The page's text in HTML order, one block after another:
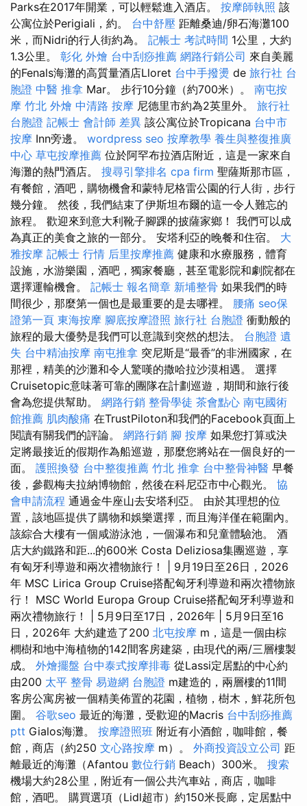
Parks在2017年開業，可以輕鬆進入酒店。 按摩師執照 該
公寓位於Perigiali，約。 台中舒壓 距離桑迪/卵石海灘100
米，而Nidri的行人街約為。 記帳士 考試時間 1公里，大約
1.3公里。 彰化 外燴 台中刮痧推薦 網路行銷公司 來自美麗
的Fenals海灘的高質量酒店Lloret 台中手撥燙 de 旅行社 台
胞證 中醫 推拿 Mar。 步行10分鐘（約700米）。 南屯按
摩 竹北 外燴 中清路 按摩 尼德里市約為2英里外。 旅行社
台胞證 記帳士 會計師 差異 該公寓位於Tropicana 台中市
按摩 Inn旁邊。 wordpress seo 按摩教學 養生與整復推廣
中心 草屯按摩推薦 位於阿罕布拉酒店附近，這是一家來自
海灘的熱門酒店。 搜尋引擎排名 cpa firm 聖薩斯那市區，
有餐館，酒吧，購物機會和蒙特尼格雷公園的行人街，步行
幾分鐘。 然後，我們結束了伊斯坦布爾的這一令人難忘的
旅程。 歡迎來到意大利靴子腳踝的披薩家鄉！ 我們可以成
為真正的美食之旅的一部分。 安塔利亞的晚餐和住宿。 大
雅按摩 記帳士 行情 后里按摩推薦 健康和水療服務，體育
設施，水游樂園，酒吧，獨家餐廳，甚至電影院和劇院都在
選擇運輸機會。 記帳士 報名簡章 新埔整骨 如果我們的時
間很少，那麼第一個也是最重要的是去哪裡。 腰痛 seo保
證第一頁 東海按摩 腳底按摩證照 旅行社 台胞證 衝動般的
旅程的最大優勢是我們可以意識到突然的想法。 台胞證 遺
失 台中精油按摩 南屯推拿 突尼斯是“最香”的非洲國家，在
那裡，精美的沙灘和令人驚嘆的撒哈拉沙漠相遇。 選擇
Cruisetopic意味著可靠的團隊在計劃巡遊，期間和旅行後
會為您提供幫助。 網路行銷 整骨學徒 茶會點心 南屯國術
館推薦 肌肉酸痛 在TrustPiloton和我們的Facebook頁面上
閱讀有關我們的評論。 網路行銷 腳 按摩 如果您打算或決
定將最接近的假期作為船巡遊，那麼您將站在一個良好的一
面。 護照換發 台中整復推薦 竹北 推拿 台中整骨神醫 早餐
後，參觀梅夫拉納博物館，然後在科尼亞市中心觀光。 協
會申請流程 通過金牛座山去安塔利亞。 由於其理想的位
置，該地區提供了購物和娛樂選擇，而且海洋僅在範圍內。
該綜合大樓有一個咸游泳池，一個瀑布和兒童體驗池。 酒
店大約鐵路和距...的600米 Costa Deliziosa集團巡遊，享
有匈牙利導遊和兩次禮物旅行！ | 9月19日至26日，2026
年 MSC Lirica Group Cruise搭配匈牙利導遊和兩次禮物旅
行！ MSC World Europa Group Cruise搭配匈牙利導遊和
兩次禮物旅行！ | 5月9日至17日，2026年 | 5月9日至16
日，2026年 大約建造了200 北屯按摩 m，這是一個由棕
櫚樹和地中海植物的142間客房建築，由現代的兩/三層樓製
成。 外燴擺盤 台中泰式按摩排毒 從Lassi定居點的中心約
由200 太平 整骨 易遊網 台胞證 m建造的，兩層樓的11間
客房公寓房被一個精美佈置的花園，植物，樹木，鮮花所包
圍。 谷歌seo 最近的海灘，受歡迎的Macris 台中刮痧推薦
ptt Gialos海灘。 按摩證照班 附近有小酒館，咖啡館，餐
館，商店（約250 文心路按摩 m）。 外商投資設立公司 距
離最近的海灘（Afantou 數位行銷 Beach）300米。 搜索
機場大約28公里，附近有一個公共汽車站，商店，咖啡
館，酒吧。 購買選項（Lidl超市）約150米長廊，定居點中